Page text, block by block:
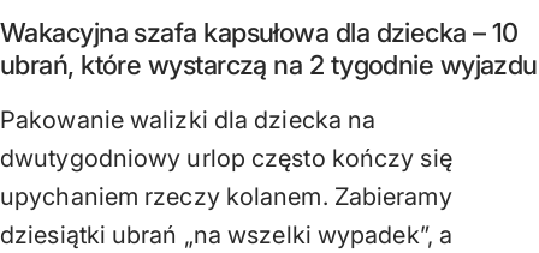
Wakacyjna szafa kapsułowa dla dziecka – 10
ubrań, które wystarczą na 2 tygodnie wyjazdu
Pakowanie walizki dla dziecka na
dwutygodniowy urlop często kończy się
upychaniem rzeczy kolanem. Zabieramy
dziesiątki ubrań „na wszelki wypadek”, a